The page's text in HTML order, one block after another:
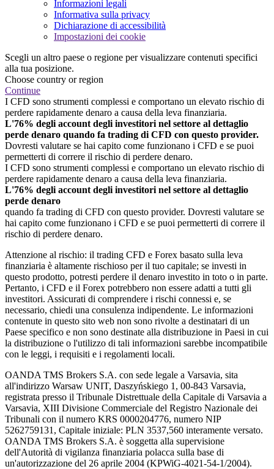
Informazioni legali
Informativa sulla privacy
Dichiarazione di accessibilità
Impostazioni dei cookie
Scegli un altro paese o regione per visualizzare contenuti specifici
alla tua posizione.
Choose country or region
Continue
I CFD sono strumenti complessi e comportano un elevato rischio di
perdere rapidamente denaro a causa della leva finanziaria.
L'76% degli account degli investitori nel settore al dettaglio
perde denaro quando fa trading di CFD con questo provider.
Dovresti valutare se hai capito come funzionano i CFD e se puoi
permetterti di correre il rischio di perdere denaro.
I CFD sono strumenti complessi e comportano un elevato rischio di
perdere rapidamente denaro a causa della leva finanziaria.
L'76% degli account degli investitori nel settore al dettaglio
perde denaro
quando fa trading di CFD con questo provider. Dovresti valutare se
hai capito come funzionano i CFD e se puoi permetterti di correre il
rischio di perdere denaro.
Attenzione al rischio: il trading CFD e Forex basato sulla leva
finanziaria è altamente rischioso per il tuo capitale; se investi in
questo prodotto, potresti perdere il denaro investito in toto o in parte.
Pertanto, i CFD e il Forex potrebbero non essere adatti a tutti gli
investitori. Assicurati di comprendere i rischi connessi e, se
necessario, chiedi una consulenza indipendente. Le informazioni
contenute in questo sito web non sono rivolte a destinatari di un
Paese specifico e non sono destinate alla distribuzione in Paesi in cui
la distribuzione o l'utilizzo di tali informazioni sarebbe incompatibile
con le leggi, i requisiti e i regolamenti locali.
OANDA TMS Brokers S.A. con sede legale a Varsavia, sita
all'indirizzo Warsaw UNIT, Daszyńskiego 1, 00-843 Varsavia,
registrata presso il Tribunale Distrettuale della Capitale di Varsavia a
Varsavia, XIII Divisione Commerciale del Registro Nazionale dei
Tribunali con il numero KRS 0000204776, numero NIP
5262759131, Capitale iniziale: PLN 3537,560 interamente versato.
OANDA TMS Brokers S.A. è soggetta alla supervisione
dell'Autorità di vigilanza finanziaria polacca sulla base di
un'autorizzazione del 26 aprile 2004 (KPWiG-4021-54-1/2004).